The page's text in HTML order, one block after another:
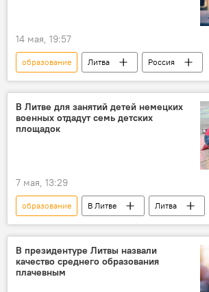
14 мая, 19:57
образование Литва
Россия
СССР
учебник школа
В Литве для занятий детей немецких
военных отдадут семь детских
площадок
7 мая, 13:29
образование В Литве
Литва
военные
Вильнюс
дети
Немецкая военная бригада в Литве
школьное образование
В президентуре Литвы назвали
качество среднего образования
плачевным